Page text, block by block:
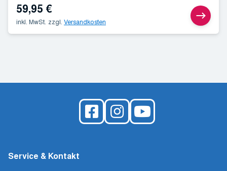
59,95 €
inkl. MwSt. zzgl. Versandkosten
Service & Kontakt